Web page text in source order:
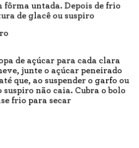
fôrma untada. Depois de frio
de glacê ou suspiro
de açúcar para cada clara
junte o açúcar peneirado
que, ao suspender o garfo ou
suspiro não caia. Cubra o bolo
frio para secar